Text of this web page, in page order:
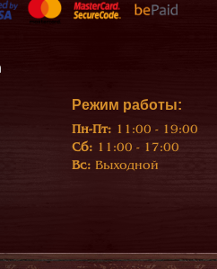
Режим работы:
Пн-Пт: 11:00 - 19:00
Сб: 11:00 - 17:00
Вс: Выходной